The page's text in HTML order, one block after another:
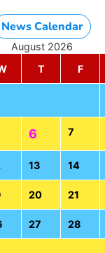
News Calendar
August 2026
T F
6 7
13 14
20 21
27 28